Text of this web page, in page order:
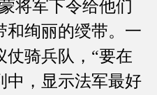
将军下令给他们
和绚丽的绶带。一
仗骑兵队，“要在
中，显示法军最好